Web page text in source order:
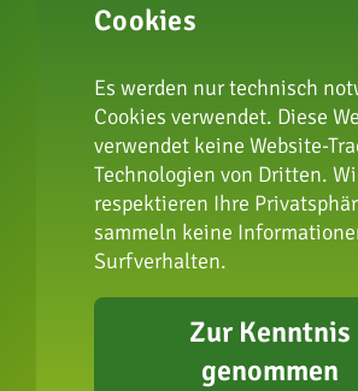
zur
Impressum
Datenschutz
Barrierefreiheit
Cookies
Es werden nur technisch
Cookies verwendet. Diese
verwendet keine Website-
Technologien von Dritten.
respektieren Ihre
sammeln keine
Surfverhalten.
Zur Kenntnis
genommen